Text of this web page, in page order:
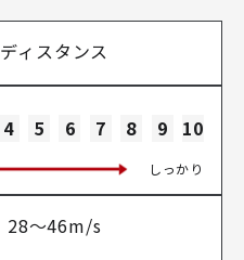
ディスタンス
4 5 6 7 8 9 10
しっかり
28～46m/s